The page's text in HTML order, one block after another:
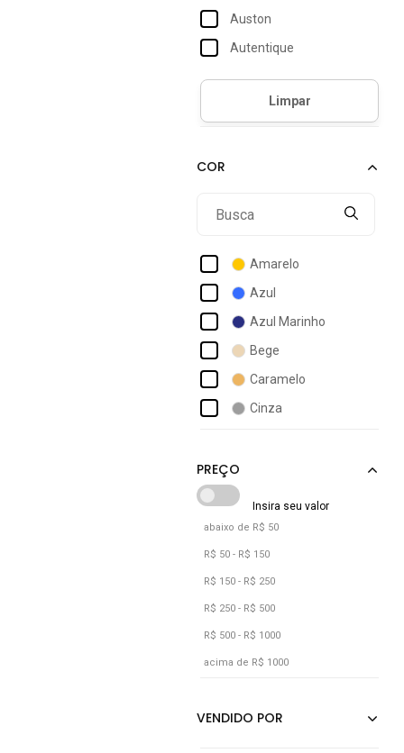
Auston
Autentique
Authoria
Barsons Fashion
Carlota Costa
Amarelo
Azul
Azul Marinho
Bege
Caramelo
Cinza
Listrado
Marrom
Nude
Off-white
Pink
Preto
Rosê
abaixo de R$ 50
R$ 50 - R$ 150
R$ 150 - R$ 250
R$ 250 - R$ 500
R$ 500 - R$ 1000
acima de R$ 1000